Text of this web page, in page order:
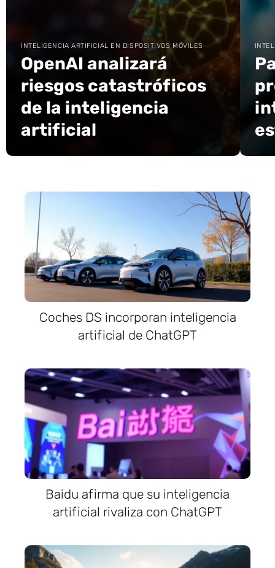
INTELIGENCIA ARTIFICIAL EN DISPOSITIVOS MÓVILES
OpenAI analizará
riesgos catastróficos
de la inteligencia
artificial
Coches DS incorporan inteligencia
artificial de ChatGPT
Baidu afirma que su inteligencia
artificial rivaliza con ChatGPT